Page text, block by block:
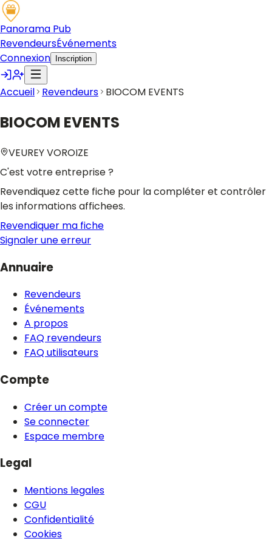
Panorama Pub
RevendeursÉvénements
Connexion
Inscription
Accueil Revendeurs BIOCOM EVENTS
BIOCOM EVENTS
VEUREY VOROIZE
C'est votre entreprise ?
Revendiquez cette fiche pour la compléter et contrôler
les informations affichees.
Revendiquer ma fiche
Signaler une erreur
Annuaire
Revendeurs
Événements
A propos
FAQ revendeurs
FAQ utilisateurs
Compte
Créer un compte
Se connecter
Espace membre
Legal
Mentions legales
CGU
Confidentialité
Cookies